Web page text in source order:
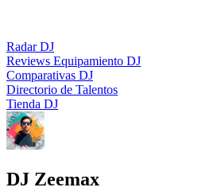
Radar DJ
Reviews Equipamiento DJ
Comparativas DJ
Directorio de Talentos
Tienda DJ
DJ Zeemax